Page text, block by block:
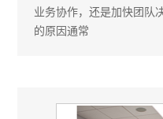
业务协作，还是加快团队
的原因通常